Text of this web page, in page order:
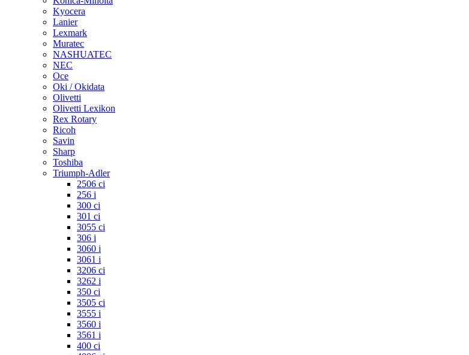
Kyocera
Lanier
Lexmark
Muratec
NASHUATEC
NEC
Oce
Oki / Okidata
Olivetti
Olivetti Lexikon
Rex Rotary
Ricoh
Savin
Sharp
Toshiba
Triumph-Adler
2506 ci
256 i
300 ci
301 ci
3055 ci
306 i
3060 i
3061 i
3206 ci
3262 i
350 ci
3505 ci
3555 i
3560 i
3561 i
400 ci